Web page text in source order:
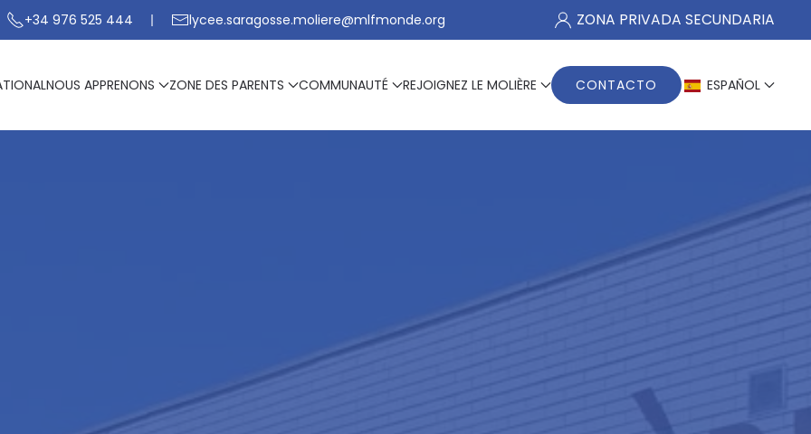
+34 976 525 444 lycee.saragosse.moliere@mlfmonde.org ZONA PRIVADA SECUNDARIA
NOUS APPRENONS ZONE DES PARENTS COMMUNAUTÉ REJOIGNEZ LE MOLIÈRE CONTACTO ESPAÑOL